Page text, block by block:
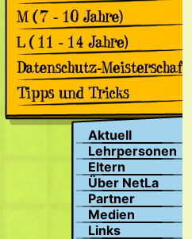
Games
Comics
Games
Comics
Games
Comics
Rückblick 2. Datenschutz-
Meisterschaft
Rückblick 1. Datenschutz-
Meisterschaft
Apps & Facebook
Surfen
Suchen
Aktuell
Lehrpersonen
Eltern
Über NetLa
Partner
Medien
Links